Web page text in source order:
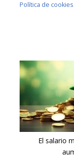
Política de cookies
El salario